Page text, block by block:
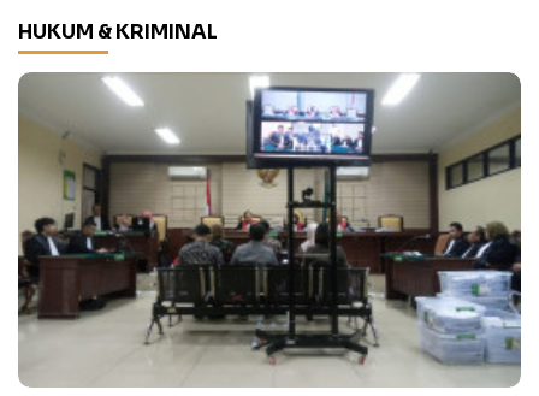
HUKUM & KRIMINAL